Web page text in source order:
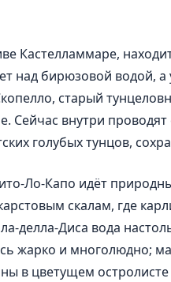
Кастелламмаре,
над бирюзовой водой, а
старый
Сейчас внутри
голубых тунцов,
Ло-Капо идёт
скалам, где
делла-Диса вода
жарко и многолюдно;
в цветущем